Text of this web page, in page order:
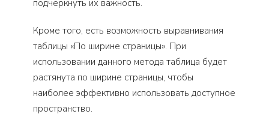
подчеркнуть их важность.
Кроме того, есть возможность выравнивания
таблицы «По ширине страницы». При
использовании данного метода таблица будет
растянута по ширине страницы, чтобы
наиболее эффективно использовать доступное
пространство.